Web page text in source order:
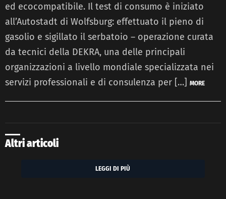
ed ecocompatibile. Il test di consumo è iniziato
all’Autostadt di Wolfsburg: effettuato il pieno di
gasolio e sigillato il serbatoio – operazione curata
da tecnici della DEKRA, una delle principali
organizzazioni a livello mondiale specializzata nei
servizi professionali e di consulenza per […] MORE
Altri articoli
LEGGI DI PIÙ